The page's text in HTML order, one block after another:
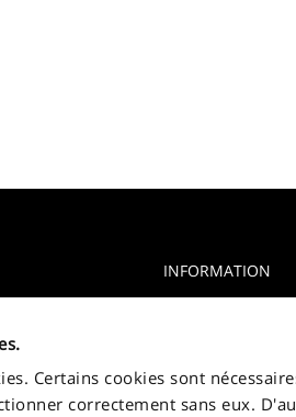
Certains cookies sont
correctement sans eux.
15 10156
INFORMATION
Déclaration relative
Jakala Privacy policy